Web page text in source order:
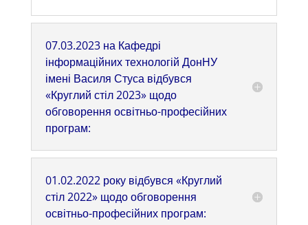
07.03.2023 на Кафедрі
інформаційних технологій ДонНУ
імені Василя Стуса відбувся
«Круглий стіл 2023» щодо
обговорення освітньо-професійних
програм:
01.02.2022 року відбувся «Круглий
стіл 2022» щодо обговорення
освітньо-професійних програм: